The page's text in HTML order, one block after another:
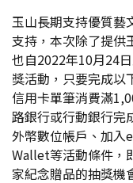
玉山長期支持優質藝
支持，本次除了提供
也自2022年10月24
獎活動，只要完成以
信用卡單筆消費滿
路銀行或行動銀行完
外幣數位帳戶、加入
Wallet等活動條件，
家紀念贈品的抽獎機